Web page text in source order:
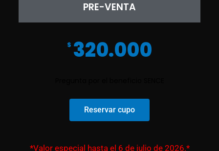
PRE-VENTA
$ 320.000
Reservar cupo
*Valor especial hasta el 6 de julio de 2026.*